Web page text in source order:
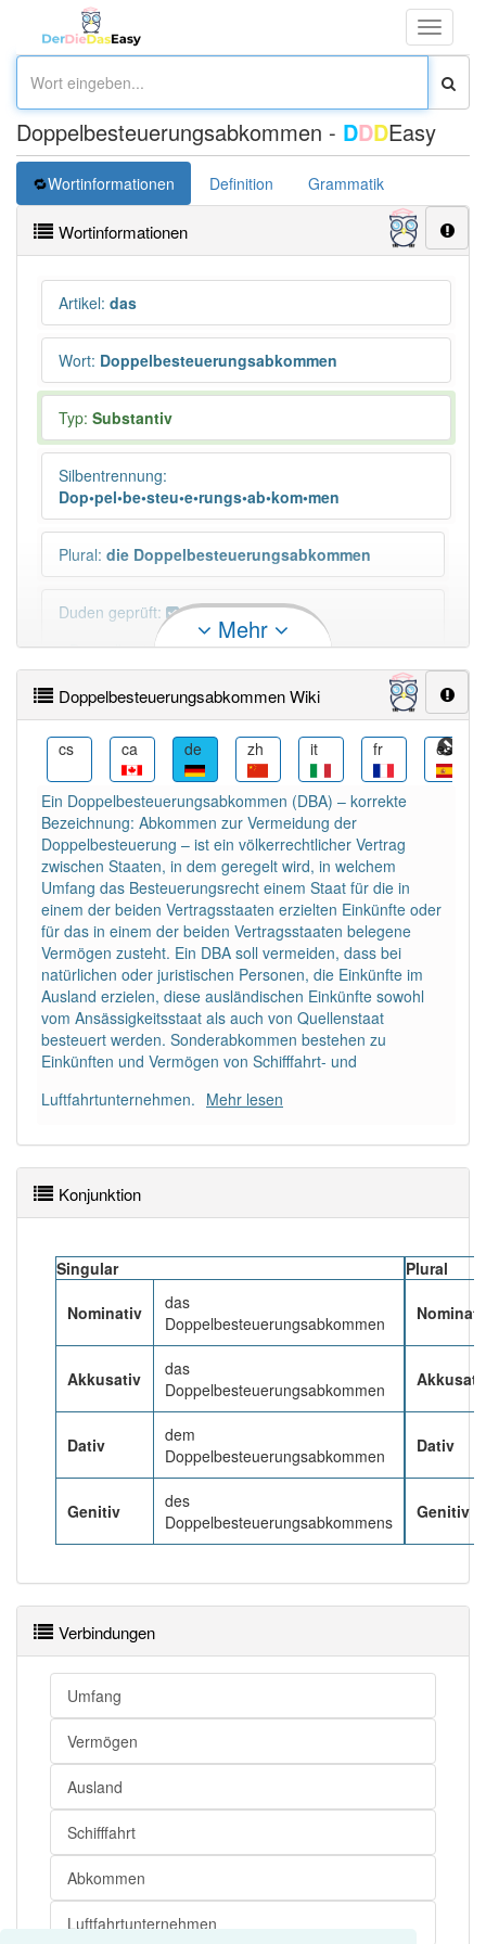
Toggle
Doppelbesteuerungsabkommen - DDDEasy
Wortinformationen Definition Grammatik
Wortinformationen
Artikel: das
Wort: Doppelbesteuerungsabkommen
Typ: Substantiv
Silbentrennung:
Dop•pel•be•steu•e•rungs•ab•kom•men
Plural: die Doppelbesteuerungsabkommen
Duden geprüft:
Doppelbesteuerungsabkommen Duden
Doppelbesteuerungsabkommen Wiktionary
PowerIndex:
Häufigkeit: 4 von 10
Wörter mit Endung-
doppelbesteuerungsabkommen: 1
Wörter mit Endung-
doppelbesteuerungsabkommenaber mit einem
anderen Artikeldas: 0
98% unserer Spielapp-Nutzer haben den Artikel
Mehr
Doppelbesteuerungsabkommen Wiki
cs ca de zh it fr es
Ein Doppelbesteuerungsabkommen (DBA) – korrekte
Bezeichnung: Abkommen zur Vermeidung der
Doppelbesteuerung – ist ein völkerrechtlicher Vertrag
zwischen Staaten, in dem geregelt wird, in welchem
Umfang das Besteuerungsrecht einem Staat für die in
einem der beiden Vertragsstaaten erzielten Einkünfte oder
für das in einem der beiden Vertragsstaaten belegene
Vermögen zusteht. Ein DBA soll vermeiden, dass bei
natürlichen oder juristischen Personen, die Einkünfte im
Ausland erzielen, diese ausländischen Einkünfte sowohl
vom Ansässigkeitsstaat als auch von Quellenstaat
besteuert werden. Sonderabkommen bestehen zu
Einkünften und Vermögen von Schifffahrt- und
Luftfahrtunternehmen. Mehr lesen
Konjunktion
Singular
Nominativ
das
Doppelbesteuerungsabkommen
Akkusativ
das
Doppelbesteuerungsabkommen
Dativ
dem
Doppelbesteuerungsabkommen
Genitiv
des
Doppelbesteuerungsabkommens
Plural
Dativ
Genitiv
Verbindungen
Umfang
Vermögen
Ausland
Schifffahrt
Abkommen
Luftfahrtunternehmen